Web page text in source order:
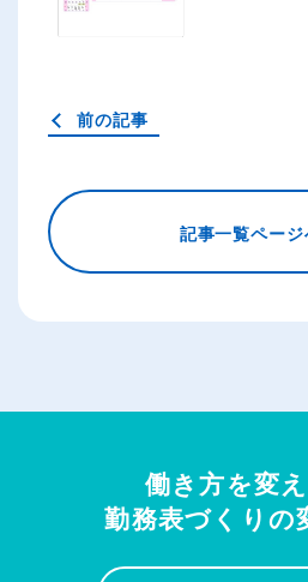
前の記事
記事一覧ページ
働き方を変
勤務表づくりの